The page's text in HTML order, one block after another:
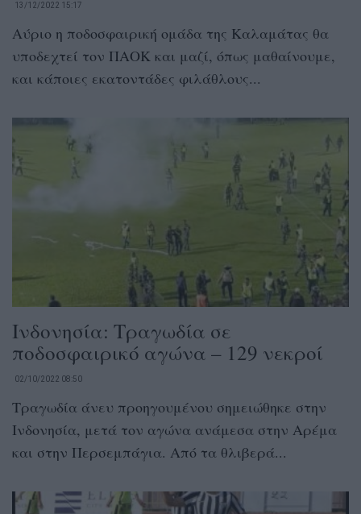
13/12/2022 15:17
Αύριο η ποδοσφαιρική ομάδα της Καλαμάτας θα
υποδεχτεί τον ΠΑΟΚ και μαζί, όπως μαθαίνουμε,
και κάποιες εκατοντάδες φιλάθλους...
Ινδονησία: Τραγωδία σε
ποδοσφαιρικό αγώνα – 129 νεκροί
02/10/2022 08:50
Τραγωδία άνευ προηγουμένου σημειώθηκε στην
Ινδονησία, μετά τον αγώνα ανάμεσα στην Αρέμα
και στην Περσεμπάγια. Από τα θλιβερά...